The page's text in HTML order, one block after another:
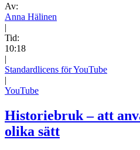
Av:
Anna Hälinen
|
Tid:
10:18
|
Standardlicens för YouTube
|
YouTube
Historiebruk – att
olika sätt